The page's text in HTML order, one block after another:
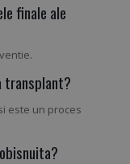
finale ale
transplant?
este un proces